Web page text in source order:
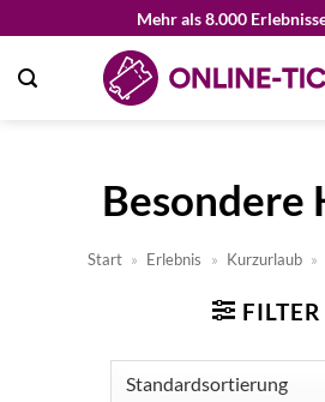
springen
Mehr als 8.000
Besondere
Start » Erlebnis » Kurzurlaub »
FILTER